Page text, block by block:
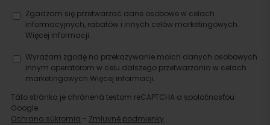
noclegu
Zgadzam się przetwarzać dane osobowe w celach
informacyjnych, rabatów i innych celów marketingowych.
Więcej informacji.
Wyrażam zgodę na przekazywanie moich danych osobowych
innym operatorom w celu dalszego przetwarzania w celach
marketingowych.Więcej informacji.
Táto stránka je chránená testom reCAPTCHA a spoločnosťou
Google.
Ochrana súkromia - Zmluvné podmienky